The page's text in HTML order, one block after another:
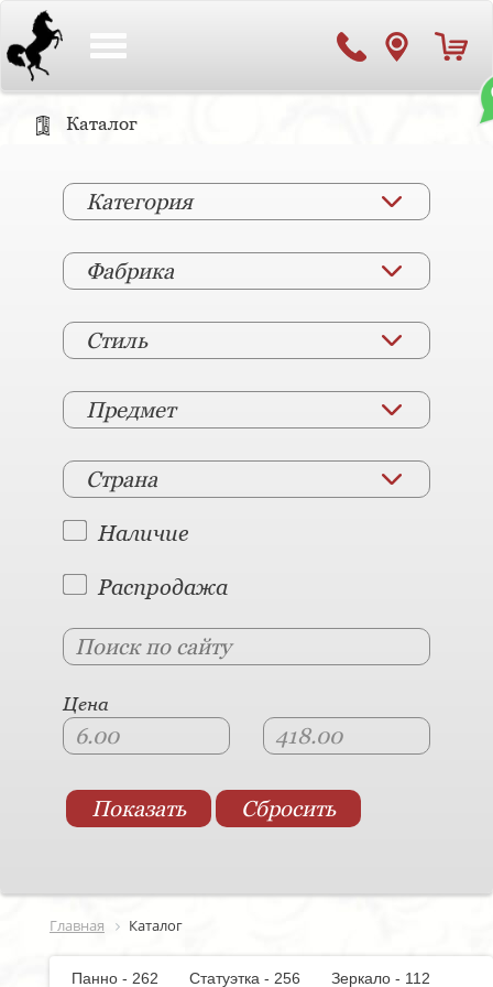
Каталог
Категория
Фабрика
Стиль
Предмет
Страна
Наличие
Распродажа
Цена
Главная Каталог
Панно - 262 Статуэтка - 256
Зеркало - 112